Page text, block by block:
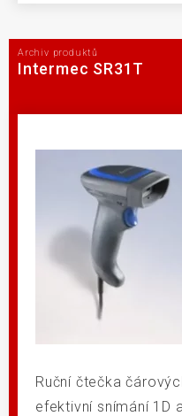
Archiv produktů
Intermec SR31T
Ruční čtečka
efektivní snímání 1D